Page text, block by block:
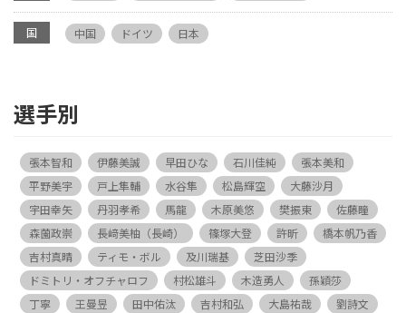
国 中国 ドイツ 日本
選手別
張本智和 伊藤美誠 早田ひな 石川佳純
張本美和
平野美宇
戸上隼輔 水谷隼 松島輝空
大藤沙月
宇田幸矢
丹羽孝希 馬龍 木原美悠 樊振東
佐藤瞳
森薗政崇
長﨑美柚（長崎） 篠塚大登 許昕
橋本帆乃香
吉村真晴
ティモ・ボル 及川瑞基
芝田沙季
ドミトリ・オフチャロフ
村松雄斗 木造勇人
孫穎莎
丁寧
王曼昱 田中佑汰 吉村和弘 大島祐哉
劉詩文